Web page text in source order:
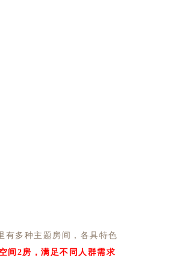
有多种主题房间，各具特色
间2房，满足不同人群需求